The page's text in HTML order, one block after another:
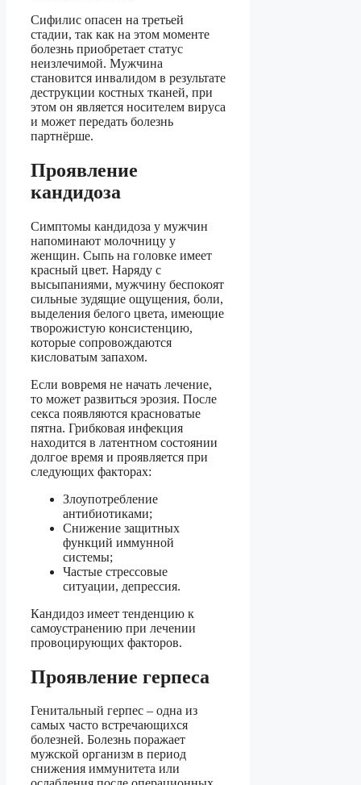
Сифилис опасен на третьей
стадии, так как на этом моменте
болезнь приобретает статус
неизлечимой. Мужчина
становится инвалидом в результате
деструкции костных тканей, при
этом он является носителем вируса
и может передать болезнь
партнёрше.
Проявление
кандидоза
Симптомы кандидоза у мужчин
напоминают молочницу у
женщин. Сыпь на головке имеет
красный цвет. Наряду с
высыпаниями, мужчину беспокоят
сильные зудящие ощущения, боли,
выделения белого цвета, имеющие
творожистую консистенцию,
которые сопровождаются
кисловатым запахом.
Если вовремя не начать лечение,
то может развиться эрозия. После
секса появляются красноватые
пятна. Грибковая инфекция
находится в латентном состоянии
долгое время и проявляется при
следующих факторах:
Злоупотребление
антибиотиками;
Снижение защитных
функций иммунной
системы;
Частые стрессовые
ситуации, депрессия.
Кандидоз имеет тенденцию к
самоустранению при лечении
провоцирующих факторов.
Проявление герпеса
Генитальный герпес – одна из
самых часто встречающихся
болезней. Болезнь поражает
мужской организм в период
снижения иммунитета или